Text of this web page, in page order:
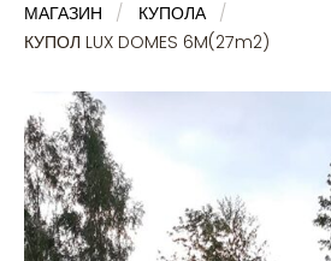
МАГАЗИН
КУПОЛА
КУПОЛ LUX DOMES 6M(27m2)